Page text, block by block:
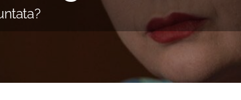
UN POSTO AL SOLE